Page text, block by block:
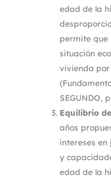
edad de la
permite que
situación
vivienda por
SEGUNDO,
Equilibrio
años
intereses
y
edad de la